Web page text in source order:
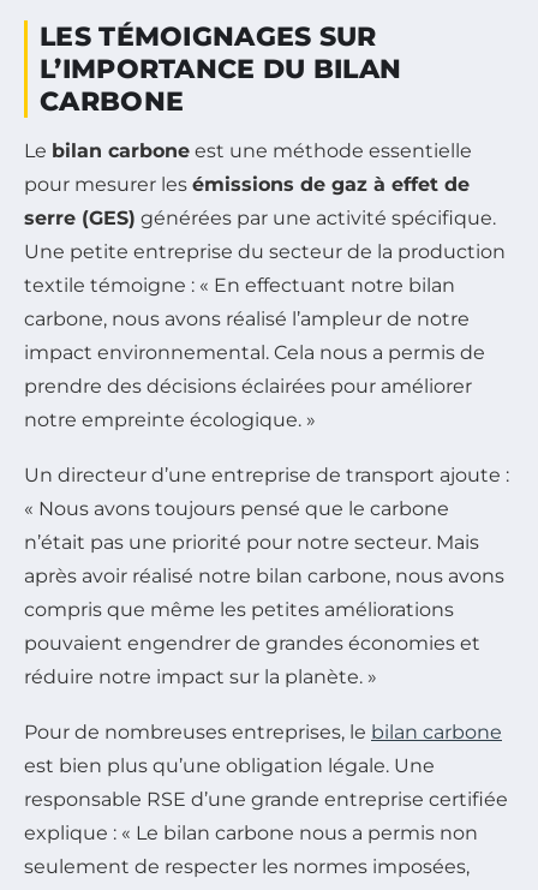
LES TÉMOIGNAGES SUR
L’IMPORTANCE DU BILAN
CARBONE
Le bilan carbone est une méthode essentielle
pour mesurer les émissions de gaz à effet de
serre (GES) générées par une activité spécifique.
Une petite entreprise du secteur de la production
textile témoigne : « En effectuant notre bilan
carbone, nous avons réalisé l’ampleur de notre
impact environnemental. Cela nous a permis de
prendre des décisions éclairées pour améliorer
notre empreinte écologique. »
Un directeur d’une entreprise de transport ajoute :
« Nous avons toujours pensé que le carbone
n’était pas une priorité pour notre secteur. Mais
après avoir réalisé notre bilan carbone, nous avons
compris que même les petites améliorations
pouvaient engendrer de grandes économies et
réduire notre impact sur la planète. »
Pour de nombreuses entreprises, le bilan carbone
est bien plus qu’une obligation légale. Une
responsable RSE d’une grande entreprise certifiée
explique : « Le bilan carbone nous a permis non
seulement de respecter les normes imposées,